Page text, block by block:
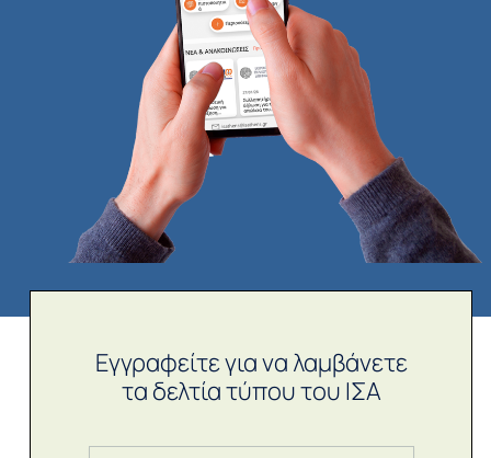
Εγγραφείτε για να λαμβάνετε
τα δελτία τύπου του ΙΣΑ